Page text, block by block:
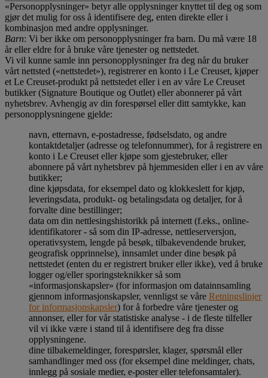
«Personopplysninger» betyr alle opplysninger knyttet til deg og som
gjør det mulig for oss å identifisere deg, enten direkte eller i
kombinasjon med andre opplysninger.
Barn: Vi ber ikke om personopplysninger fra barn. Du må være 18
år eller eldre for å bruke våre tjenester og nettstedet.
Vi vil kunne samle inn personopplysninger fra deg når du bruker
vårt nettsted («nettstedet»), registrerer en konto i Le Creuset, kjøper
et Le Creuset-produkt på nettstedet eller i en av våre Le Creuset
butikker (Signature Boutique og Outlet) eller abonnerer på vårt
nyhetsbrev. Avhengig av din forespørsel eller ditt samtykke, kan
personopplysningene gjelde:
navn, etternavn, e-postadresse, fødselsdato, og andre
kontaktdetaljer (adresse og telefonnummer), for å registrere en
konto i Le Creuset eller kjøpe som gjestebruker, eller
abonnere på vårt nyhetsbrev på hjemmesiden eller i en av våre
butikker;
dine kjøpsdata, for eksempel dato og klokkeslett for kjøp,
leveringsdata, produkt- og betalingsdata og detaljer, for å
forvalte dine bestillinger;
data om din nettlesingshistorikk på internett (f.eks., online-
identifikatorer - så som din IP-adresse, nettleserversjon,
operativsystem, lengde på besøk, tilbakevendende bruker,
geografisk opprinnelse), innsamlet under dine besøk på
nettstedet (enten du er registrert bruker eller ikke), ved å bruke
logger og/eller sporingsteknikker så som
«informasjonskapsler» (for informasjon om datainnsamling
gjennom informasjonskapsler, vennligst se våre Retningslinjer
for informasjonskapsler) for å forbedre våre tjenester og
annonser, eller for vår statistiske analyse - i de fleste tilfeller
vil vi ikke være i stand til å identifisere deg fra disse
opplysningene.
dine tilbakemeldinger, forespørsler, klager, spørsmål eller
samhandlinger med oss (for eksempel dine meldinger, chats,
innlegg på sosiale medier, e-poster eller telefonsamtaler).